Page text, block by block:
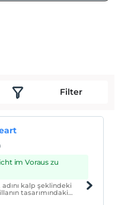
Filter
im Voraus zu
kalp şeklindeki
tasarımındaki